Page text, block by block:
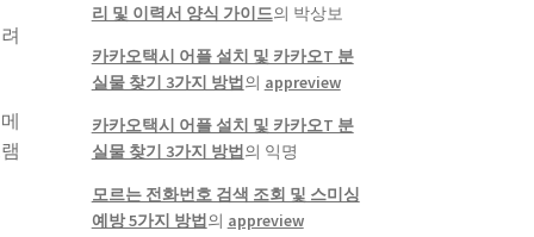
리 및 이력서 양식 가이드의 박상보
카카오택시 어플 설치 및 카카오T 분
실물 찾기 3가지 방법 의 appreview
카카오택시 어플 설치 및 카카오T 분
실물 찾기 3가지 방법 의 익명
모르는 전화번호 검색 조회 및 스미싱
예방 5가지 방법 의 appreview